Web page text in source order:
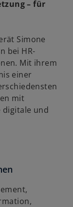
– für
Simone
bei HR-
Mit ihrem
einer
mit
digitale und